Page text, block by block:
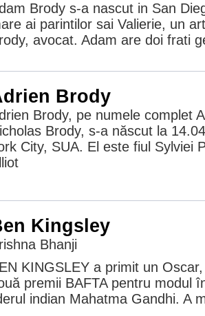
Brody s-a nascut in San
ai parintilor sai Valierie, un
avocat. Adam are doi frati
Brody
Brody, pe numele complet
Brody, s-a născut la
City, SUA. El este fiul Sylviei
Kingsley
Bhanji
KINGSLEY a primit un
premii BAFTA pentru modul
indian Mahatma Gandhi. A